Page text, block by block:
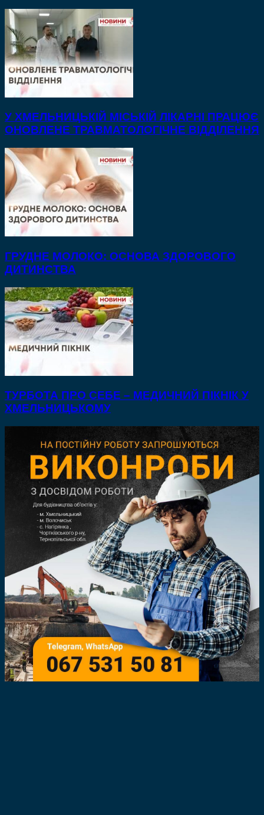
У ХМЕЛЬНИЦЬКІЙ МІСЬКІЙ ЛІКАРНІ ПРАЦЮЄ
ОНОВЛЕНЕ ТРАВМАТОЛОГІЧНЕ ВІДДІЛЕННЯ
ГРУДНЕ МОЛОКО: ОСНОВА ЗДОРОВОГО
ДИТИНСТВА
ТУРБОТА ПРО СЕБЕ – МЕДИЧНИЙ ПІКНІК У
ХМЕЛЬНИЦЬКОМУ